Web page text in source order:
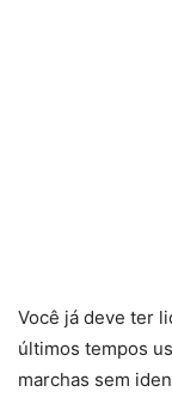
Você já deve ter
últimos tempos
marchas sem